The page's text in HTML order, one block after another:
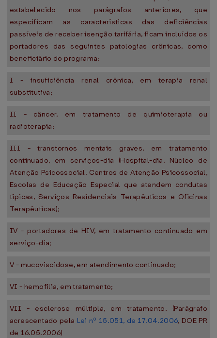
estabelecido nos parágrafos anteriores, que
especificam as características das deficiências
passíveis de receber isenção tarifária, ficam incluídos os
portadores das seguintes patologias crônicas, como
beneficiário do programa:
I - insuficiência renal crônica, em terapia renal
substitutiva;
II - câncer, em tratamento de quimioterapia ou
radioterapia;
III - transtornos mentais graves, em tratamento
continuado, em serviços-dia (Hospital-dia, Núcleo de
Atenção Psicossocial, Centros de Atenção Psicossocial,
Escolas de Educação Especial que atendem condutas
típicas, Serviços Residenciais Terapêuticos e Oficinas
Terapêuticas);
IV - portadores de HIV, em tratamento continuado em
serviço-dia;
V - mucoviscidose, em atendimento continuado;
VI - hemofilia, em tratamento;
VII - esclerose múltipla, em tratamento. (Parágrafo
acrescentado pela Lei nº 15.051, de 17.04.2006, DOE PR
de 16.05.2006)